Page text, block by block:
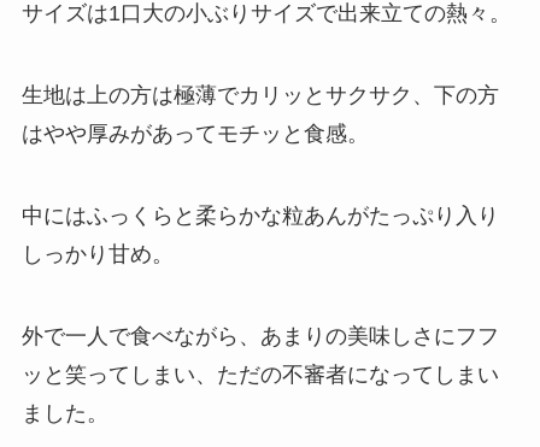
サイズは1口大の小ぶりサイズで出来立ての熱々。
生地は上の方は極薄でカリッとサクサク、下の方
はやや厚みがあってモチッと食感。
中にはふっくらと柔らかな粒あんがたっぷり入り
しっかり甘め。
外で一人で食べながら、あまりの美味しさにフフ
ッと笑ってしまい、ただの不審者になってしまい
ました。